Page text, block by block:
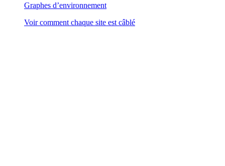
Graphes d’environnement
Voir comment chaque site est câblé